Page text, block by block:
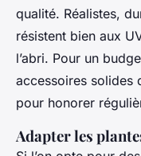
qualité. Réalistes,
résistent bien aux
l’abri. Pour un
accessoires solides
pour honorer
Adapter les